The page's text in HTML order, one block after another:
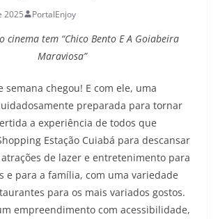
2025 PortalEnjoy
cinema tem “Chico Bento E A Goiabeira
Maraviosa”
semana chegou! E com ele, uma
preparada para tornar
a experiência de todos que
Estação Cuiabá para descansar
de lazer e entretenimento para
e para a família, com uma variedade
para os mais variados gostos.
empreendimento com acessibilidade,